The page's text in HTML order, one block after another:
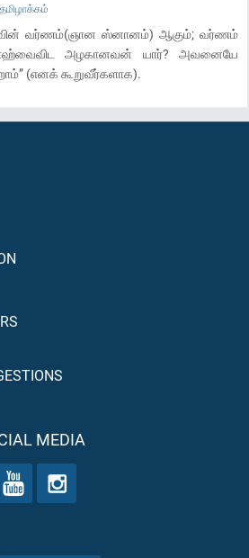
வர்ணம்(ஞான ஸ்னானம்) ஆகும்; வர்ணம்
அழகானவன் யார்? அவனையே
(எனக் கூறுவீர்களாக).
MEDIA